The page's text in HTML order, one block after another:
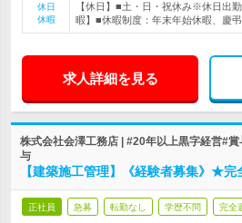
休日
休暇
【休日】■土・日・祝休み※休日出
暇】■休暇制度：年末年始休暇、慶
求人詳細を見る
株式会社会澤工務店 | #20年以上黒字経営#
与
【建築施工管理】《経験者募集》★完
正社員 急募 転勤なし 学歴不問 完全